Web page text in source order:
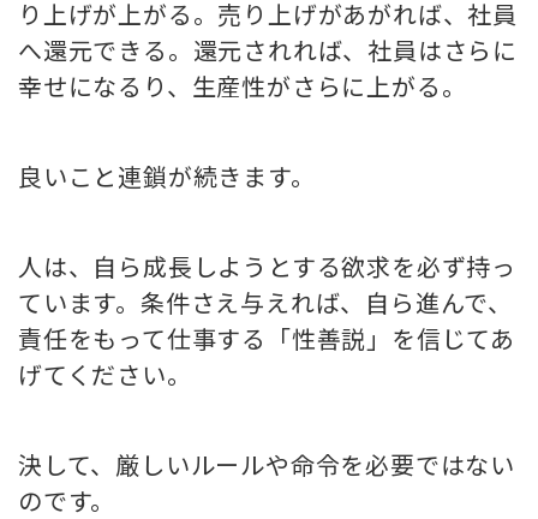
り上げが上がる。売り上げがあがれば、社員
へ還元できる。還元されれば、社員はさらに
幸せになるり、生産性がさらに上がる。
良いこと連鎖が続きます。
人は、自ら成長しようとする欲求を必ず持っ
ています。条件さえ与えれば、自ら進んで、
責任をもって仕事する「性善説」を信じてあ
げてください。
決して、厳しいルールや命令を必要ではない
のです。